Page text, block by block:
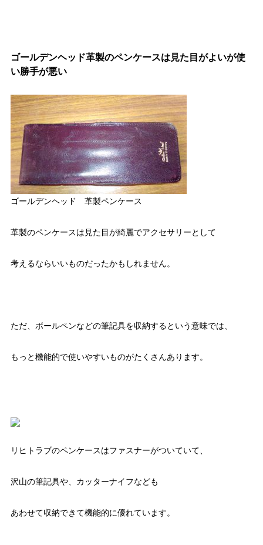
ゴールデンヘッド革製のペンケースは見た目がよいが使
い勝手が悪い
ゴールデンヘッド 革製ペンケース
革製のペンケースは見た目が綺麗でアクセサリーとして
考えるならいいものだったかもしれません。
ただ、ボールペンなどの筆記具を収納するという意味では、
もっと機能的で使いやすいものがたくさんあります。
リヒトラブのペンケースはファスナーがついていて、
沢山の筆記具や、カッターナイフなども
あわせて収納できて機能的に優れています。